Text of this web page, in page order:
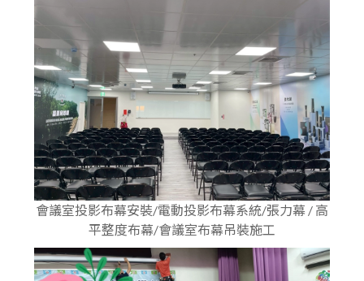
會議室投影布幕安裝/電動投影布幕系統/張力幕 / 高
平整度布幕/會議室布幕吊裝施工